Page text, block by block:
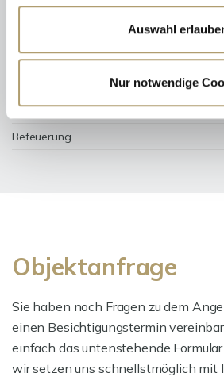
Auswahl
Nur notwendige
Energieausweis Jahrgang
Energieverbrauch für Warmwasser
Energieausweis Werteklasse
Energieausweis Baujahr
Heizung
Befeuerung
Objektanfrage
Sie haben noch Fragen zu dem
einen Besichtigungstermin
einfach das untenstehende
wir setzen uns schnellstmöglich mit